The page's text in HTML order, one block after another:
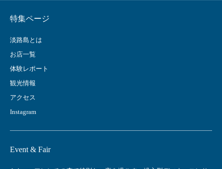
特集ページ
淡路島とは
お店一覧
体験レポート
観光情報
アクセス
Instagram
Event & Fair